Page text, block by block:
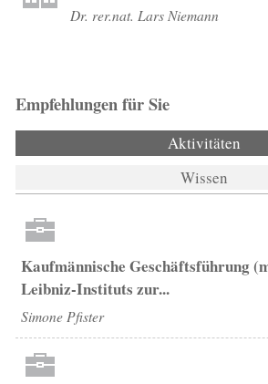
Dr. rer.nat. Lars Niemann
Empfehlungen für Sie
Aktivitäten
Wissen
Kaufmännische Geschäftsführung
Leibniz-Instituts zur...
Simone Pfister